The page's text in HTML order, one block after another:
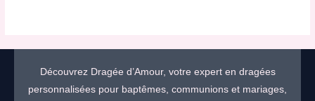
Découvrez Dragée d’Amour, votre expert en dragées
personnalisées pour baptêmes, communions et mariages,